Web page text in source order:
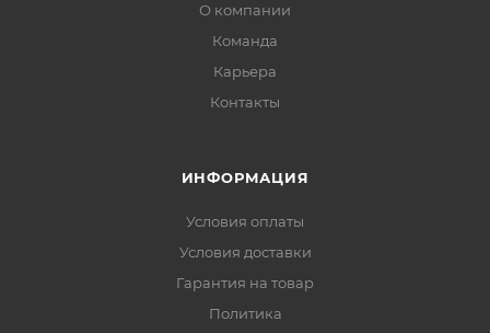
О компании
Команда
Карьера
Контакты
ИНФОРМАЦИЯ
Условия оплаты
Условия доставки
Гарантия на товар
Политика